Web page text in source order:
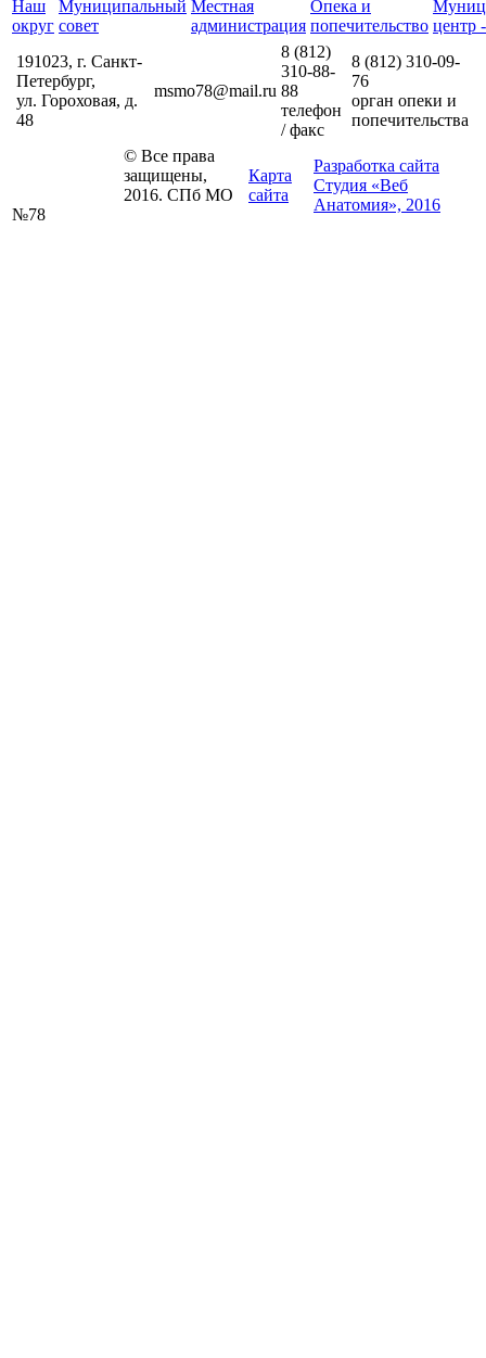
Наш
округ
Муниципальный
совет
Местная
администрация
Опека и
попечительство центр
191023, г. Санкт-
Петербург,
ул. Гороховая, д.
48
msmo78@mail.ru
8 (812)
310-88-
88
телефон
/ факс
8 (812) 310-09-
76
орган опеки и
попечительства
© Все права
защищены,
2016. СПб МО
№78
Карта
сайта
Разработка сайта
Студия «Веб
Анатомия», 2016